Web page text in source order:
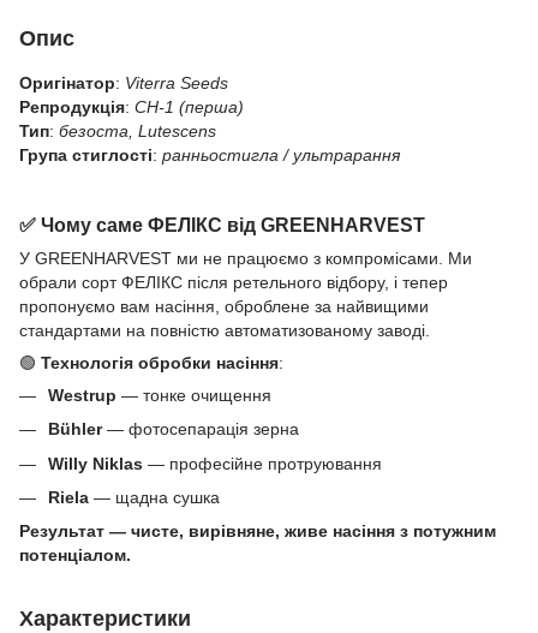
Опис
Оригінатор: Viterra Seeds
Репродукція: CH-1 (перша)
Тип: безоста, Lutescens
Група стиглості: ранньостигла / ультрарання
✅ Чому саме ФЕЛІКС від GREENHARVEST
У GREENHARVEST ми не працюємо з компромісами. Ми
обрали сорт ФЕЛІКС після ретельного відбору, і тепер
пропонуємо вам насіння, оброблене за найвищими
стандартами на повністю автоматизованому заводі.
🟢 Технологія обробки насіння:
Westrup — тонке очищення
Bühler— фотосепарація зерна
Willy Niklas — професійне протруювання
Riela — щадна сушка
Результат — чисте, вирівняне, живе насіння з потужним
потенціалом.
Характеристики